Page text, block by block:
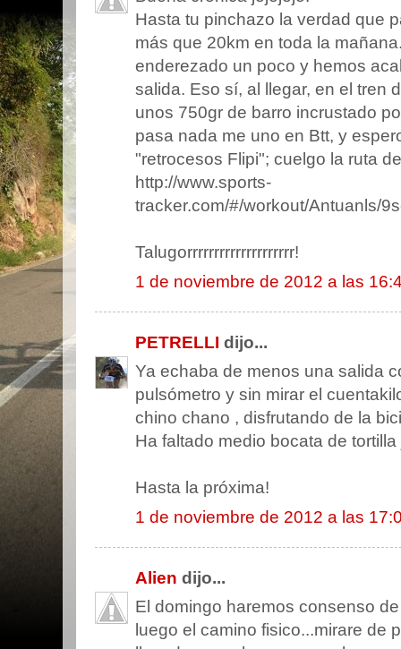
Hasta tu pinchazo la verdad que
más que 20km en toda la
enderezado un poco y hemos
salida. Eso sí, al llegar, en el tren
unos 750gr de barro incrustado
pasa nada me uno en Btt, y
"retrocesos Flipi"; cuelgo la ruta
http://www.sports-
tracker.com/#/workout/Antuanls/
Talugorrrrrrrrrrrrrrrrrrrr!
1 de noviembre de 2012 a las
PETRELLI dijo...
Ya echaba de menos una salida
pulsómetro y sin mirar el
chino chano , disfrutando de la
Ha faltado medio bocata de tortilla
Hasta la próxima!
1 de noviembre de 2012 a las
Alien dijo...
El domingo haremos consenso
luego el camino fisico...mirare de